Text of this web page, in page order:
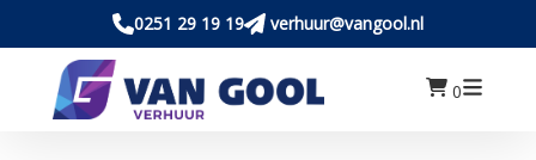
0251 29 19 19 verhuur@vangool.nl
0